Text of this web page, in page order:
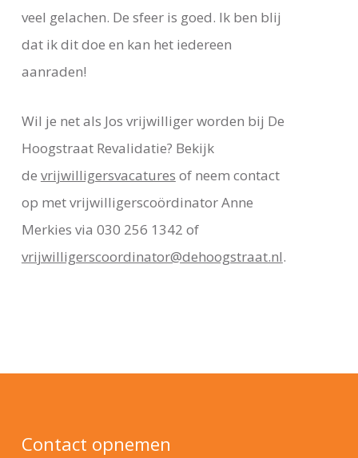
veel gelachen. De sfeer is goed. Ik ben blij
dat ik dit doe en kan het iedereen
aanraden!
Wil je net als Jos vrijwilliger worden bij De
Hoogstraat Revalidatie? Bekijk
de vrijwilligersvacatures of neem contact
op met vrijwilligerscoördinator Anne
Merkies via 030 256 1342 of
vrijwilligerscoordinator@dehoogstraat.nl.
Contact opnemen